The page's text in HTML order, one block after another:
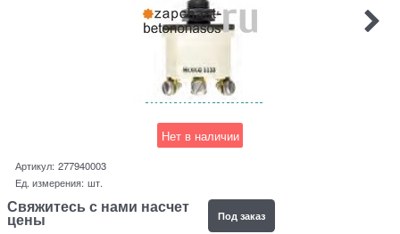
Нет в наличии
Артикул: 277940003
Ед. измерения: шт.
Свяжитесь с нами насчет
цены Под заказ